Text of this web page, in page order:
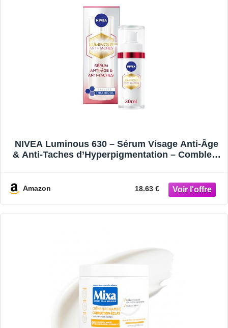
NIVEA Luminous 630 – Sérum Visage Anti-Âge
& Anti-Taches d’Hyperpigmentation – Combleur
Amazon 18.63 €